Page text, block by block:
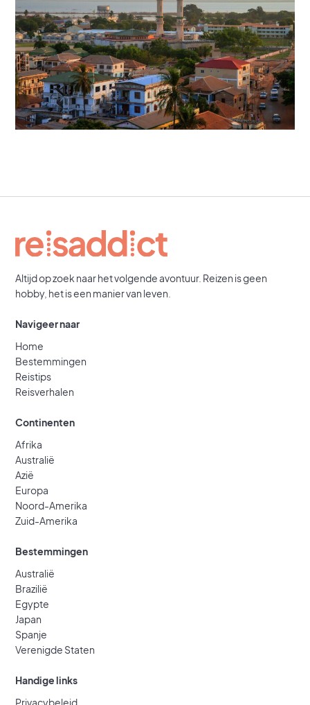
Altijd op zoek naar het volgende avontuur. Reizen is geen
hobby, het is een manier van leven.
Navigeer naar
Home
Bestemmingen
Reistips
Reisverhalen
Continenten
Afrika
Australië
Azië
Europa
Noord-Amerika
Zuid-Amerika
Bestemmingen
Australië
Brazilië
Egypte
Japan
Spanje
Verenigde Staten
Handige links
Privacybeleid